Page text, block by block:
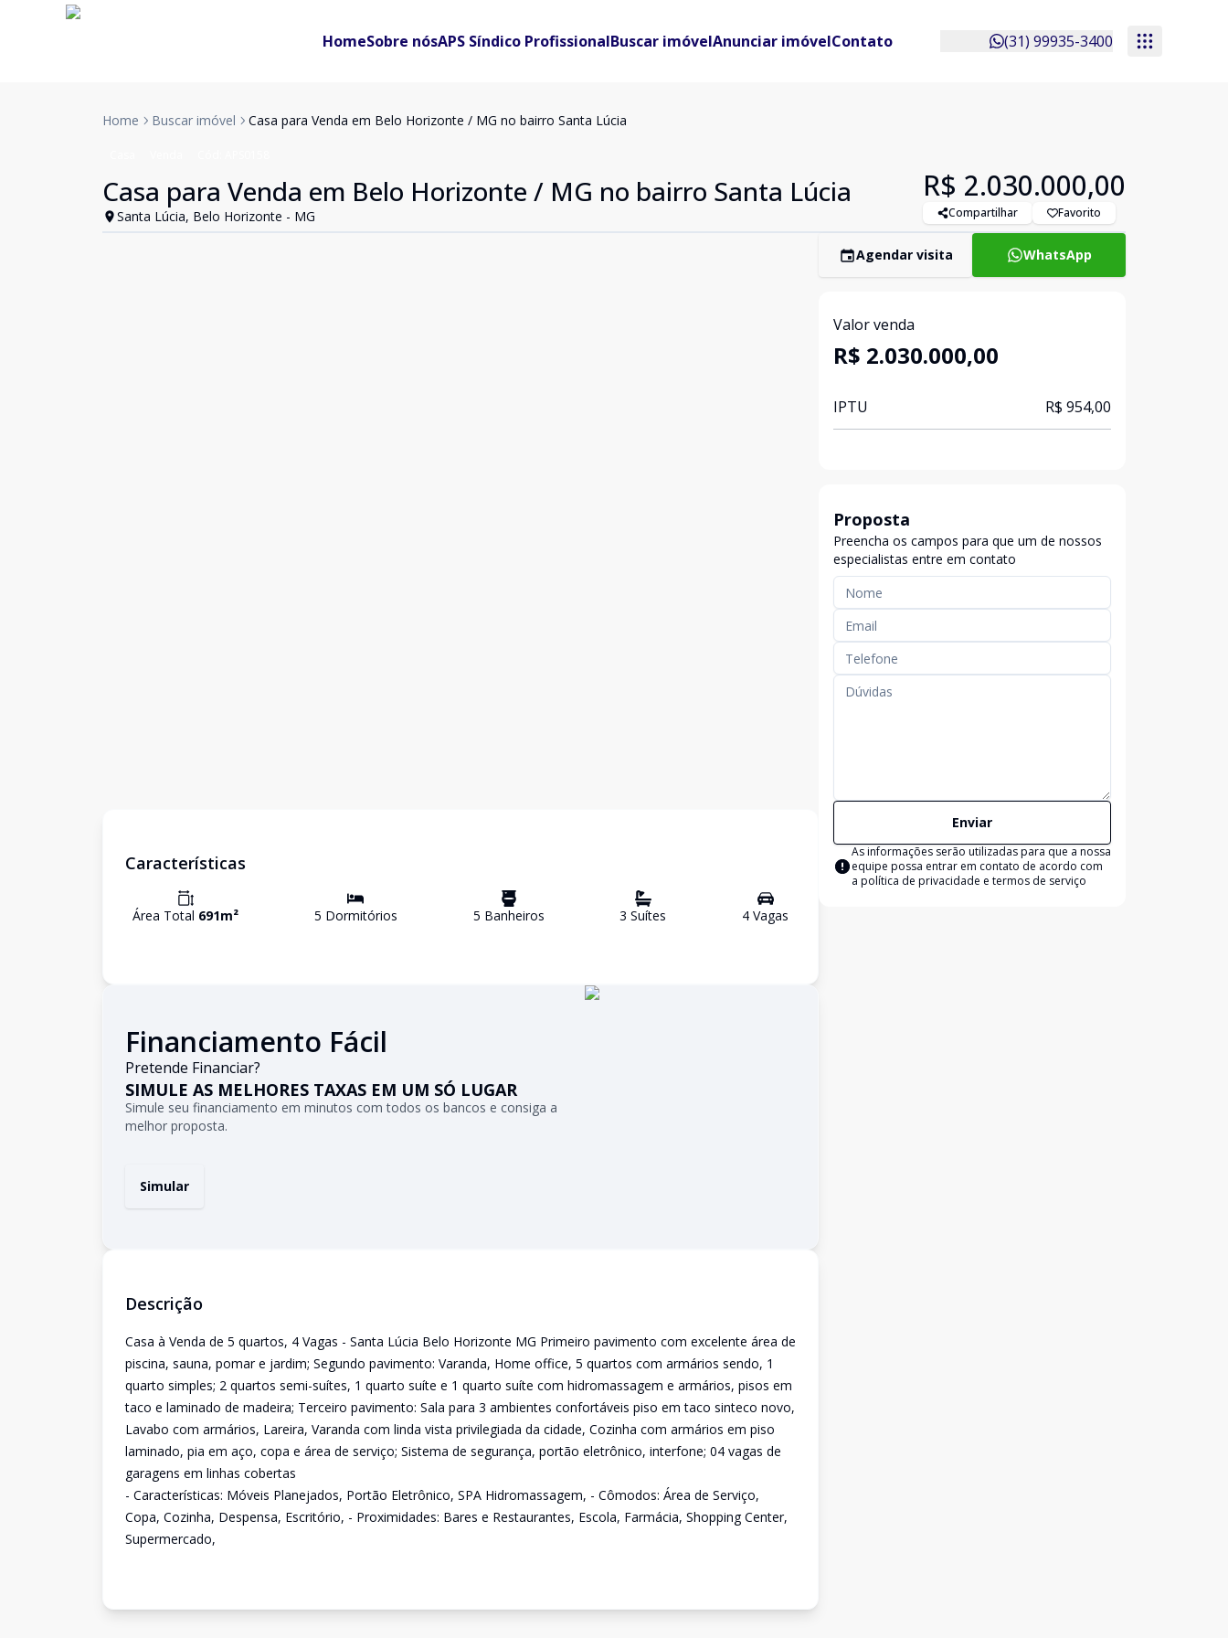
HomeSobre nósAPS Síndico ProfissionalBuscar imóvelAnunciar imóvelContato (31) 99935-3400
Home Buscar imóvel Casa para Venda em Belo Horizonte / MG no bairro Santa Lúcia
Casa para Venda em Belo Horizonte / MG no bairro Santa Lúcia
Santa Lúcia, Belo Horizonte - MG
R$ 2.030.000,00
Compartilhar Favorito
Características
Área Total 691m² 5 Dormitórios 5 Banheiros 3 Suítes 4 Vagas
Financiamento Fácil
Pretende Financiar?
SIMULE AS MELHORES TAXAS EM UM SÓ LUGAR
Simule seu financiamento em minutos com todos os bancos e consiga a
melhor proposta.
Simular
Descrição
Casa à Venda de 5 quartos, 4 Vagas - Santa Lúcia Belo Horizonte MG Primeiro pavimento com excelente área de
piscina, sauna, pomar e jardim; Segundo pavimento: Varanda, Home office, 5 quartos com armários sendo, 1
quarto simples; 2 quartos semi-suítes, 1 quarto suíte e 1 quarto suíte com hidromassagem e armários, pisos em
taco e laminado de madeira; Terceiro pavimento: Sala para 3 ambientes confortáveis piso em taco sinteco novo,
Lavabo com armários, Lareira, Varanda com linda vista privilegiada da cidade, Cozinha com armários em piso
laminado, pia em aço, copa e área de serviço; Sistema de segurança, portão eletrônico, interfone; 04 vagas de
garagens em linhas cobertas
- Características: Móveis Planejados, Portão Eletrônico, SPA Hidromassagem, - Cômodos: Área de Serviço,
Copa, Cozinha, Despensa, Escritório, - Proximidades: Bares e Restaurantes, Escola, Farmácia, Shopping Center,
Supermercado,
Agendar visita WhatsApp
Valor venda
R$ 2.030.000,00
IPTU R$ 954,00
Proposta
Preencha os campos para que um de nossos
especialistas entre em contato
Enviar
As informações serão utilizadas para que a nossa
equipe possa entrar em contato de acordo com
a política de privacidade e termos de serviço